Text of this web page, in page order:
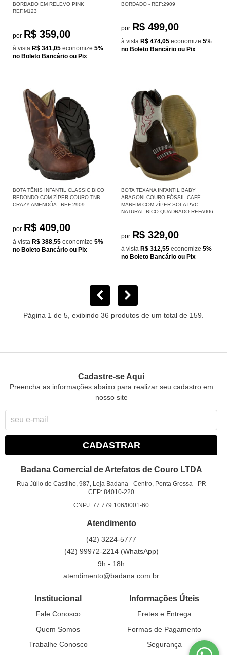
BORDADO EM RELEVO PINK
REF.M123
por R$ 359,00
à vista R$ 341,05 economize 5%
no Boleto Bancário ou Pix
BORDADO - REF:2909
por R$ 499,00
à vista R$ 474,05 economize 5%
no Boleto Bancário ou Pix
BOTA TÊNIS INFANTIL CLASSIC BICO
REDONDO COM ZÍPER COURO TNB
CRAZY AMENDÔA - REF:2909
por R$ 409,00
à vista R$ 388,55 economize 5%
no Boleto Bancário ou Pix
BOTA TEXANA INFANTIL BABY
ARAGONI COURO FÓSSIL CAFÉ
MARFIM COM ZÍPER SOLA PVC
NATURAL BICO QUADRADO REFA006
por R$ 329,00
à vista R$ 312,55 economize 5%
no Boleto Bancário ou Pix
Página 1 de 5, exibindo 36 produtos de um total de 159.
Cadastre-se Aqui
Preencha as informações abaixo para realizar seu cadastro em
nosso site
CADASTRAR
Badana Comercial de Artefatos de Couro LTDA
Rua Júlio de Castilho, 987, Loja Badana- Centro, Ponta Grossa- PR
CEP: 84010-220
CNPJ: 77.779.106/0001-60
Atendimento
(42) 3224-5777
(42) 99972-2214 (WhatsApp)
9h - 18h
atendimento@badana.com.br
Institucional
Fale Conosco
Quem Somos
Trabalhe Conosco
Informações Úteis
Fretes e Entrega
Formas de Pagamento
Segurança